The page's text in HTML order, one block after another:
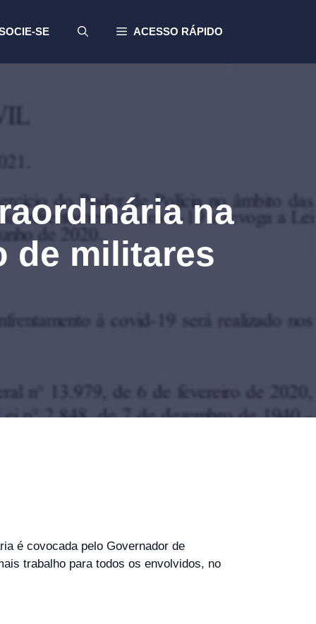
SE ACESSO RÁPIDO
na
de militares
é covocada pelo Governador de
trabalho para todos os envolvidos, no